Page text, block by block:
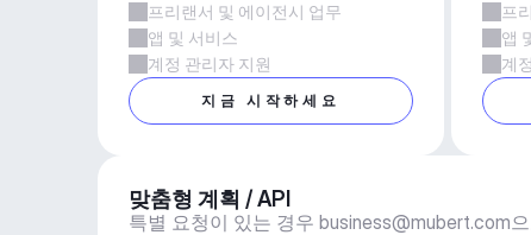
프리랜서 및 에이전시 업무
앱 및 서비스
계정 관리자 지원
지금 시작하세요
프
앱
계
맞춤형 계획 / API
특별 요청이 있는 경우 business@mubert.com